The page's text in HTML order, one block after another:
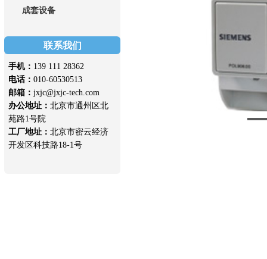
联系我们
成套设备
手机： 139 111 28362
电话： 010-60530513
邮箱： jxjc@jxjc-tech.com
办公地址： 北京市通州区北
苑路1号院
工厂地址： 北京市密云经济
开发区科技路18-1号